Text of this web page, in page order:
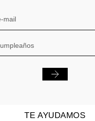
TE AYUDAMOS